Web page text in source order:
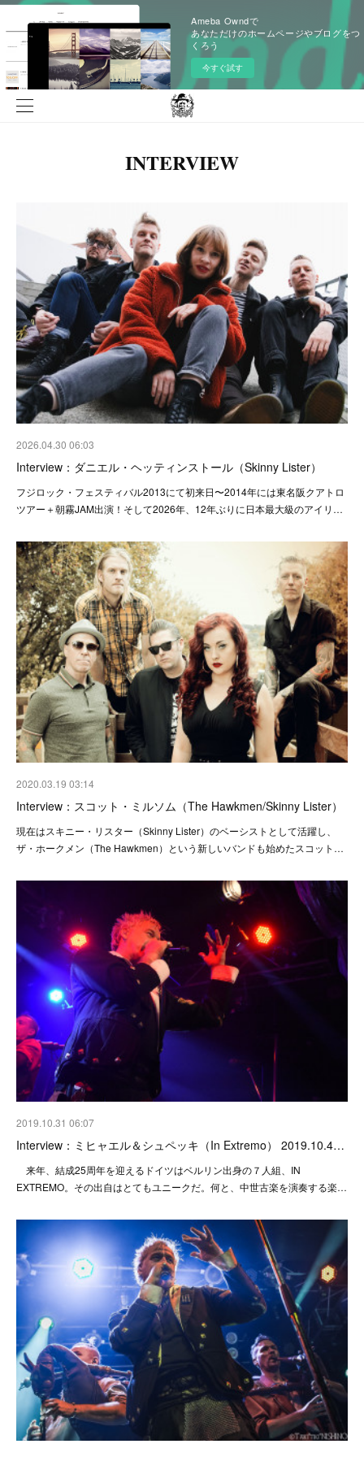
Ameba Owndで
あなただけのホームページやブログをつ
くろう
今すぐ試す
INTERVIEW
2026.04.30 06:03
Interview：ダニエル・ヘッティンストール（Skinny Lister）
フジロック・フェスティバル2013にて初来日〜2014年には東名阪クアトロ
ツアー＋朝霧JAM出演！そして2026年、12年ぶりに日本最大級のアイリ…
2020.03.19 03:14
Interview：スコット・ミルソム（The Hawkmen/Skinny Lister）
現在はスキニー・リスター（Skinny Lister）のベーシストとして活躍し、
ザ・ホークメン（The Hawkmen）という新しいバンドも始めたスコット…
2019.10.31 06:07
Interview：ミヒャエル＆シュペッキ（In Extremo） 2019.10.4…
来年、結成25周年を迎えるドイツはベルリン出身の７人組、IN
EXTREMO。その出自はとてもユニークだ。何と、中世古楽を演奏する楽…